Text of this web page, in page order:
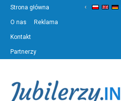
Strona główna
O nas Reklama
Kontakt
Partnerzy
‹